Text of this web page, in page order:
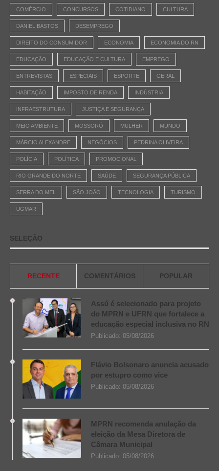
COMÉRCIO CONCURSOS COTIDIANO CULTURA
DANIEL BASTOS DESEMPREGO
DIREITO DO CONSUMIDOR ECONOMIA ECONOMIA DO RN
EDUCAÇÃO EDUCAÇÃO E CULTURA EMPREGO
ENTREVISTAS ESPECIAIS ESPORTE GERAL
HABITAÇÃO IMPOSTO DE RENDA INDÚSTRIA
INFRAESTRUTURA JUSTIÇA E SEGURANÇA
MEIO AMBIENTE MOSSORÓ MULHER MUNDO
MÁRCIO ALEXANDRE NEGÓCIOS PEDRINA OLIVEIRA
POLÍCIA POLÍTICA PROMOCIONAL
RIO GRANDE DO NORTE SAÚDE SEGURANÇA PÚBLICA
SERRA DO MEL SÃO JOÃO TECNOLOGIA TURISMO
UGMAR
SELEÇÃO
RECENTE COMENTÁRIOS POPULAR
Assú é selecionado para projeto
do MPRN e UFRN que fortalece a
educação especial inclusiva no RN
Publicado: 05/08/2026
Flávio Bolsonaro anuncia acusado
por estupro como vice
Publicado: 05/08/2026
MPRN recomenda anulação da
eleição da Mesa Diretora de
Câmara Municipal
Publicado: 05/08/2026